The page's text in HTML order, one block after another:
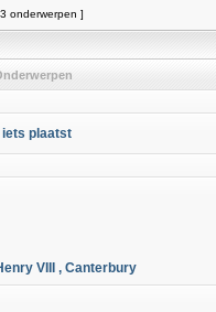
onderwerpen ]
iets plaatst
VIII , Canterbury